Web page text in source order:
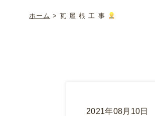
ホーム >瓦 屋 根 工 事
2021年08月10日